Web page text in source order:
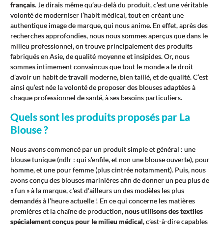
français. Je dirais même qu’au-delà du produit, c’est une véritable
volonté de moderniser l’habit médical, tout en créant une
authentique image de marque, qui nous anime. En effet, après des
recherches approfondies, nous nous sommes aperçus que dans le
milieu professionnel, on trouve principalement des produits
fabriqués en Asie, de qualité moyenne et insipides. Or, nous
sommes intimement convaincus que tout le monde a le droit
d’avoir un habit de travail moderne, bien taillé, et de qualité. C’est
ainsi qu’est née la volonté de proposer des blouses adaptées à
chaque professionnel de santé, à ses besoins particuliers.
Quels sont les produits proposés par La
Blouse ?
Nous avons commencé par un produit simple et général : une
blouse tunique (ndlr : qui s’enfile, et non une blouse ouverte), pour
homme, et une pour femme (plus cintrée notamment). Puis, nous
avons conçu des blouses marinières afin de donner un peu plus de
« fun » à la marque, c’est d’ailleurs un des modèles les plus
demandés à l’heure actuelle ! En ce qui concerne les matières
premières et la chaîne de production,nous utilisons des textiles
spécialement conçus pour le milieu médical, c’est-à-dire capables